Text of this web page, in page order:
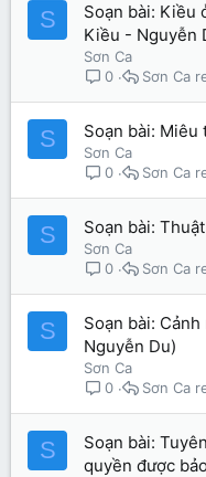
S
Soạn bài: Kiều
Kiều - Nguyễn
Sơn Ca
0
Sơn Ca
S Soạn bài: Miêu
Sơn Ca
0
Sơn Ca
S Soạn bài:
Sơn Ca
0
Sơn Ca
S
Soạn bài:
Nguyễn Du)
Sơn Ca
0
Sơn Ca
S
Soạn bài:
quyền được